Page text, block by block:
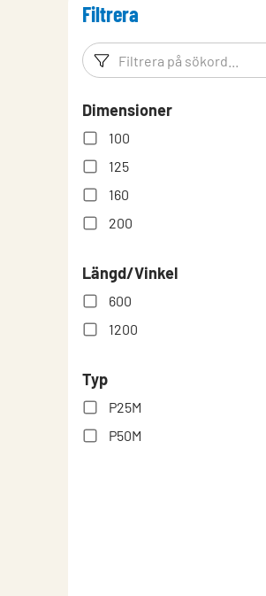
Filtrera
Filtreringsord
Dimensioner
100
125
160
200
Längd/Vinkel
600
1200
Typ
P25M
P50M